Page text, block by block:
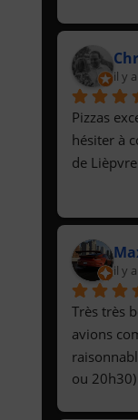
il y
Pizzas
hésiter à
de Lièpvre
il y
Très très
avions
ou